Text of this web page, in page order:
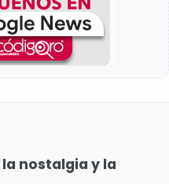
nostalgia y la